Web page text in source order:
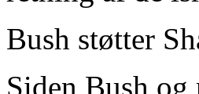
Bush støtter
Siden Bush